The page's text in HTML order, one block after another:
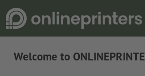
Welcome to